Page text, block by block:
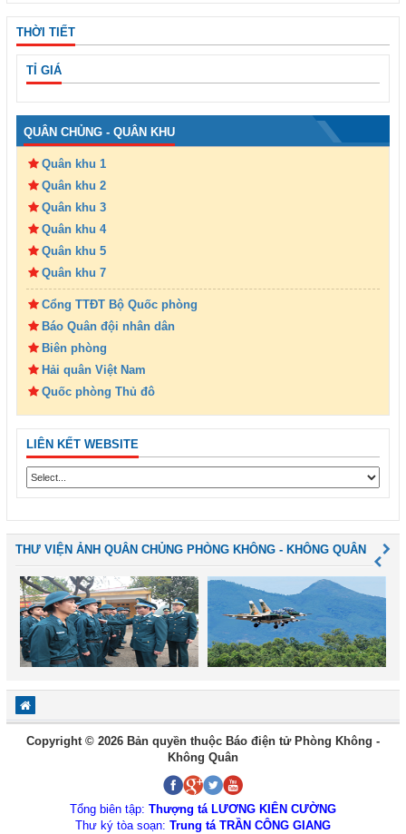
THỜI TIẾT
TỈ GIÁ
QUÂN CHỦNG - QUÂN KHU
Quân khu 1
Quân khu 2
Quân khu 3
Quân khu 4
Quân khu 5
Quân khu 7
Cổng TTĐT Bộ Quốc phòng
Báo Quân đội nhân dân
Biên phòng
Hải quân Việt Nam
Quốc phòng Thủ đô
LIÊN KẾT WEBSITE
THƯ VIỆN ẢNH QUÂN CHỦNG PHÒNG KHÔNG - KHÔNG QUÂN
Copyright © 2026 Bản quyền thuộc Báo điện tử Phòng Không -
Không Quân
Tổng biên tập: Thượng tá LƯƠNG KIÊN CƯỜNG
Thư ký tòa soạn: Trung tá TRẦN CÔNG GIANG